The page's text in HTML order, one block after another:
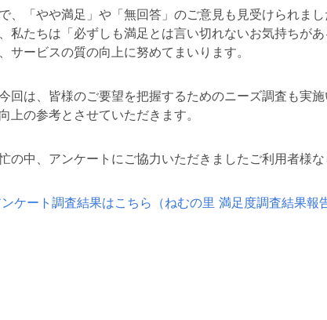
、「やや満足」や「無回答」のご意見も見受けられま
私たちは「必ずしも満足とは言い切れないお気持ちが
サービスの質の向上に努めてまいります。
回は、皆様のご要望を把握するためのニーズ調査も実
上の参考とさせていただきます。
の中、アンケートにご協力いただきましたご利用者様
ケート調査結果はこちら（ねむの里 満足度調査結果報告